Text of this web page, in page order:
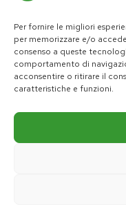
Per fornire le migliori
per memorizzare e/o
consenso a queste
comportamento di
acconsentire o ritirare il
caratteristiche e funzioni.
Pagine Facebook Gruppo Consiliare PD LombardiaPagina Messenger Gruppo Consiliare PD Lombardia
Pagina Instagram